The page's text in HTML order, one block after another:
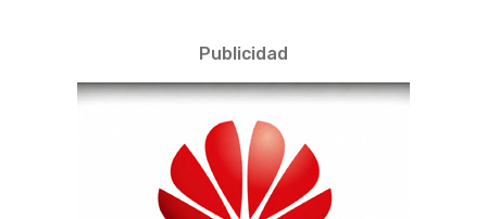
Publicidad